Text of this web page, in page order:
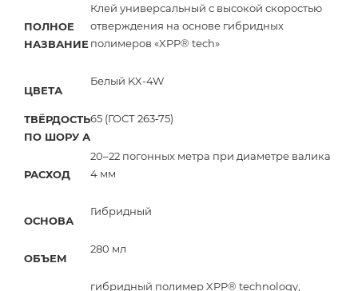
ПОЛНОЕ
НАЗВАНИЕ
Клей универсальный с высокой скоростью
отверждения на основе гибридных
полимеров «XPP® tech»
ЦВЕТА
Белый KX-4W
ТВЁРДОСТЬ
ПО ШОРУ А
65 (ГОСТ 263‑75)
РАСХОД
20–22 погонных метра при диаметре валика
4 мм
ОСНОВА
Гибридный
ОБЪЕМ
280 мл
гибридный полимер XPP® technology,